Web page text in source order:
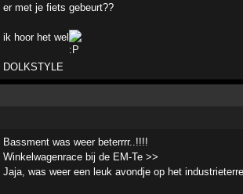
er met je fiets gebeurt??
ik hoor het wel
DOLKSTYLE
Bassment was weer beterrrr..!!!!
Winkelwagenrace bij de EM-Te >>
Jaja, was weer een leuk avondje op het